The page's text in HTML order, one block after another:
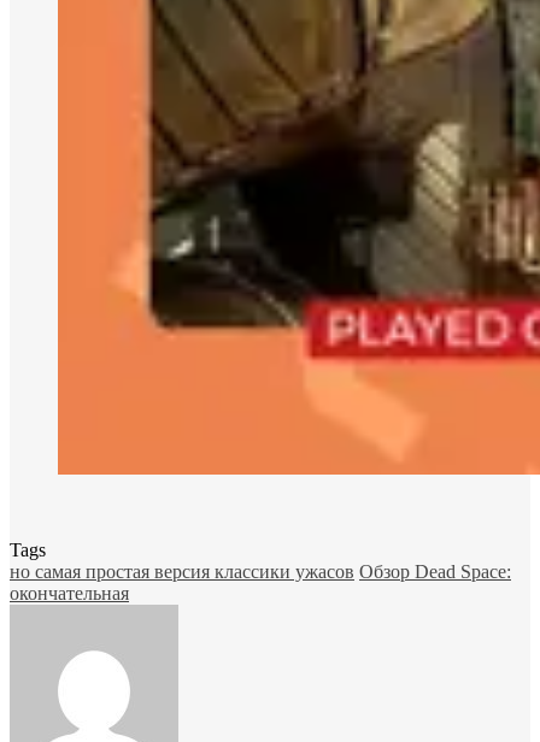
Tags
но самая простая версия классики ужасов Обзор Dead Space:
окончательная